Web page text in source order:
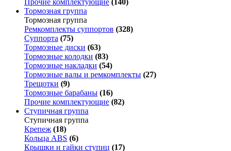
Прочие комплектующие (140)
Тормозная группа
Тормозная группа
Ремкомплекты суппортов (328)
Суппорта (75)
Тормозные диски (63)
Тормозные колодки (83)
Тормозные накладки (54)
Тормозные валы и ремкомплекты (27)
Трещотки (9)
Тормозные барабаны (16)
Прочие комплектующие (82)
Ступичная группа
Ступичная группа
Крепеж (18)
Кольца ABS (6)
Крышки и гайки ступиц (17)